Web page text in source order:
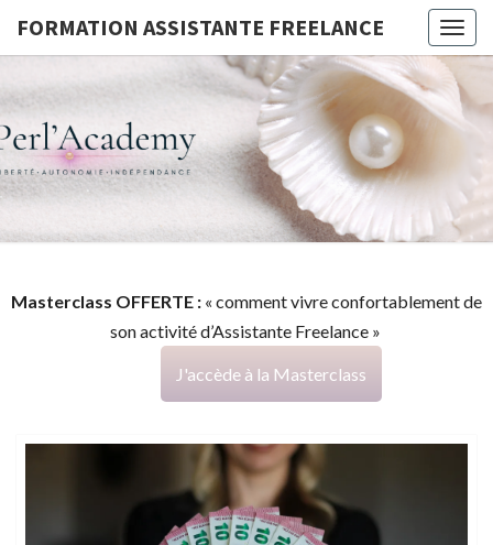
FORMATION ASSISTANTE FREELANCE
G
Masterclass OFFERTE : « comment vivre confortablement de
son activité d’Assistante Freelance »
J'accède à la Masterclass